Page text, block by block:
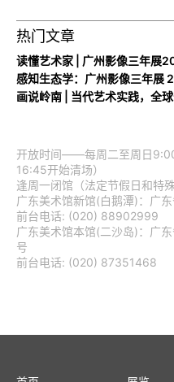
热门文章
读懂艺术家 | 广州影像三年展
感知生态学：广州影像三年展
画说岭南 | 当代艺术实践，全
开放时间——每周二至周日
16:45开始清场）
逢周一闭馆（法定节假日和特
广东美术馆新馆(白鹅潭)：广
前台电话: (020) 88902999
广东美术馆本馆(二沙岛)：广
号
前台电话: (020) 87351468